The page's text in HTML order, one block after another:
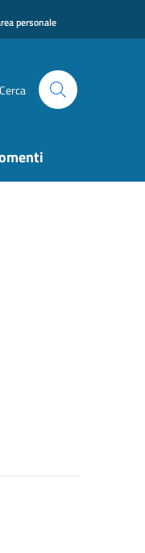
personale
Cerca